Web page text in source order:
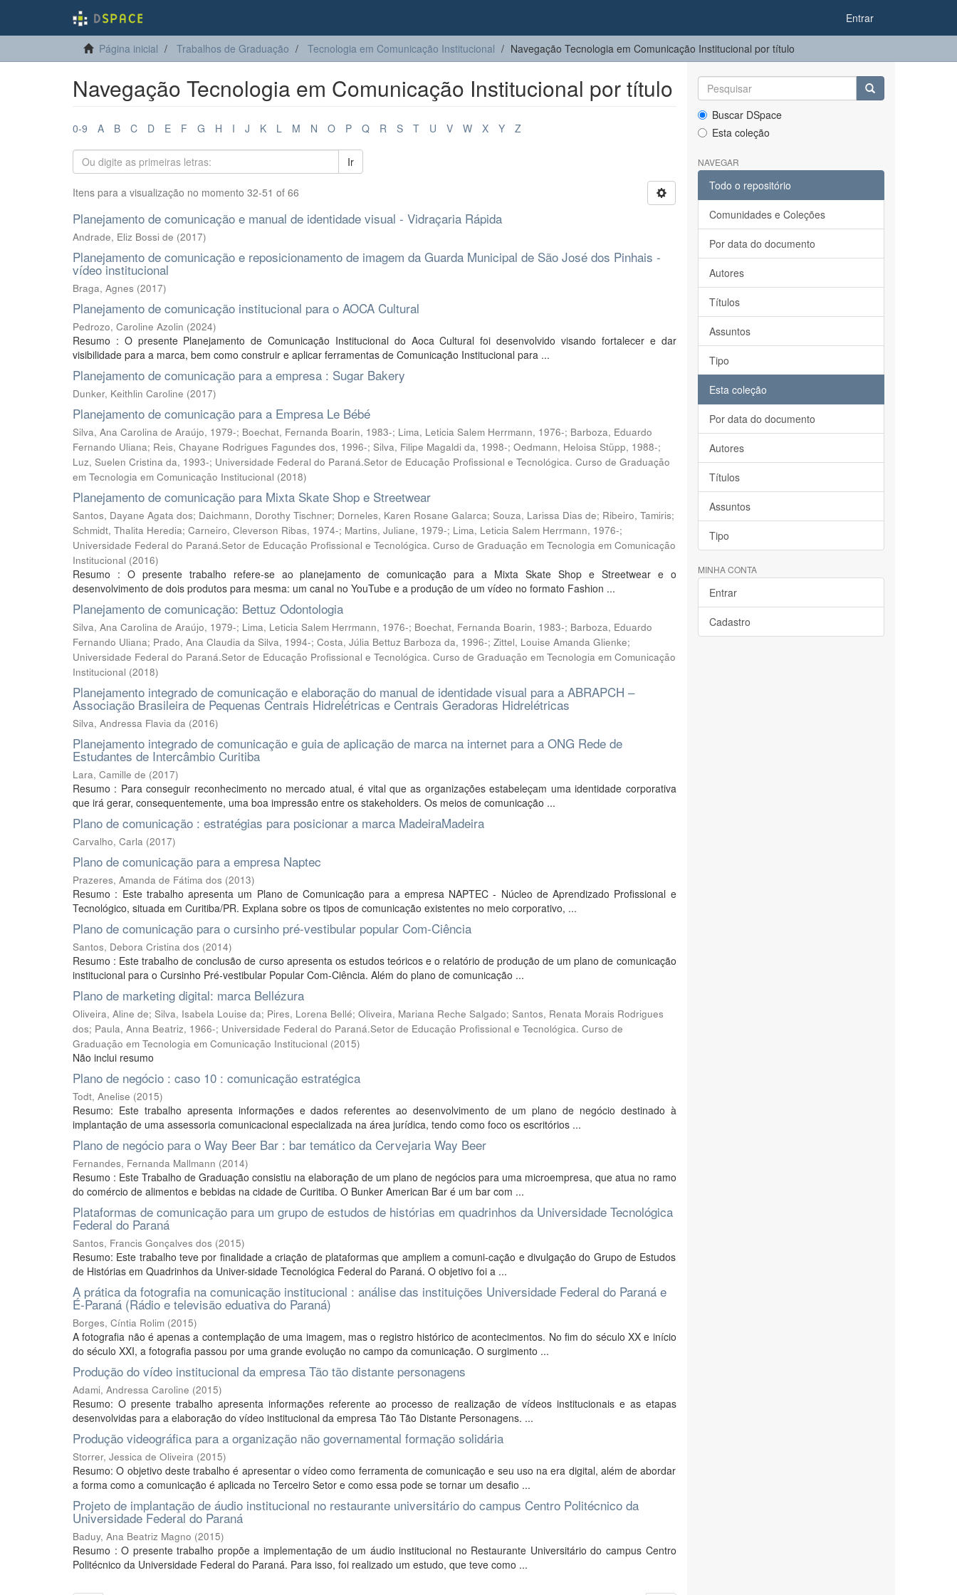
Entrar
Página inicial Trabalhos de Graduação Tecnologia em Comunicação Institucional Navegação Tecnologia em Comunicação Institucional por título
Navegação Tecnologia em Comunicação Institucional por título
0-9 A B C D E F G H I J K L M N O P Q R S T U V W X Y Z
Ir
Itens para a visualização no momento 32-51 of 66
Planejamento de comunicação e manual de identidade visual - Vidraçaria Rápida
Andrade, Eliz Bossi de (2017)
Planejamento de comunicação e reposicionamento de imagem da Guarda Municipal de São José dos Pinhais -
vídeo institucional
Braga, Agnes (2017)
Planejamento de comunicação institucional para o AOCA Cultural
Pedrozo, Caroline Azolin (2024)
Resumo : O presente Planejamento de Comunicação Institucional do Aoca Cultural foi desenvolvido visando fortalecer e dar
visibilidade para a marca, bem como construir e aplicar ferramentas de Comunicação Institucional para ...
Planejamento de comunicação para a empresa : Sugar Bakery
Dunker, Keithlin Caroline (2017)
Planejamento de comunicação para a Empresa Le Bébé
Silva, Ana Carolina de Araújo, 1979-; Boechat, Fernanda Boarin, 1983-; Lima, Leticia Salem Herrmann, 1976-; Barboza, Eduardo
Fernando Uliana; Reis, Chayane Rodrigues Fagundes dos, 1996-; Silva, Filipe Magaldi da, 1998-; Oedmann, Heloisa Stüpp, 1988-;
Luz, Suelen Cristina da, 1993-; Universidade Federal do Paraná.Setor de Educação Profissional e Tecnológica. Curso de Graduação
em Tecnologia em Comunicação Institucional (2018)
Planejamento de comunicação para Mixta Skate Shop e Streetwear
Santos, Dayane Agata dos; Daichmann, Dorothy Tischner; Dorneles, Karen Rosane Galarca; Souza, Larissa Dias de; Ribeiro, Tamiris;
Schmidt, Thalita Heredia; Carneiro, Cleverson Ribas, 1974-; Martins, Juliane, 1979-; Lima, Leticia Salem Herrmann, 1976-;
Universidade Federal do Paraná.Setor de Educação Profissional e Tecnológica. Curso de Graduação em Tecnologia em Comunicação
Institucional (2016)
Resumo : O presente trabalho refere-se ao planejamento de comunicação para a Mixta Skate Shop e Streetwear e o
desenvolvimento de dois produtos para mesma: um canal no YouTube e a produção de um vídeo no formato Fashion ...
Planejamento de comunicação: Bettuz Odontologia
Silva, Ana Carolina de Araújo, 1979-; Lima, Leticia Salem Herrmann, 1976-; Boechat, Fernanda Boarin, 1983-; Barboza, Eduardo
Fernando Uliana; Prado, Ana Claudia da Silva, 1994-; Costa, Júlia Bettuz Barboza da, 1996-; Zittel, Louise Amanda Glienke;
Universidade Federal do Paraná.Setor de Educação Profissional e Tecnológica. Curso de Graduação em Tecnologia em Comunicação
Institucional (2018)
Planejamento integrado de comunicação e elaboração do manual de identidade visual para a ABRAPCH –
Associação Brasileira de Pequenas Centrais Hidrelétricas e Centrais Geradoras Hidrelétricas
Silva, Andressa Flavia da (2016)
Planejamento integrado de comunicação e guia de aplicação de marca na internet para a ONG Rede de
Estudantes de Intercâmbio Curitiba
Lara, Camille de (2017)
Resumo : Para conseguir reconhecimento no mercado atual, é vital que as organizações estabeleçam uma identidade corporativa
que irá gerar, consequentemente, uma boa impressão entre os stakeholders. Os meios de comunicação ...
Plano de comunicação : estratégias para posicionar a marca MadeiraMadeira
Carvalho, Carla (2017)
Plano de comunicação para a empresa Naptec
Prazeres, Amanda de Fátima dos (2013)
Resumo : Este trabalho apresenta um Plano de Comunicação para a empresa NAPTEC - Núcleo de Aprendizado Profissional e
Tecnológico, situada em Curitiba/PR. Explana sobre os tipos de comunicação existentes no meio corporativo, ...
Plano de comunicação para o cursinho pré-vestibular popular Com-Ciência
Santos, Debora Cristina dos (2014)
Resumo : Este trabalho de conclusão de curso apresenta os estudos teóricos e o relatório de produção de um plano de comunicação
institucional para o Cursinho Pré-vestibular Popular Com-Ciência. Além do plano de comunicação ...
Plano de marketing digital: marca Bellézura
Oliveira, Aline de; Silva, Isabela Louise da; Pires, Lorena Bellé; Oliveira, Mariana Reche Salgado; Santos, Renata Morais Rodrigues
dos; Paula, Anna Beatriz, 1966-; Universidade Federal do Paraná.Setor de Educação Profissional e Tecnológica. Curso de
Graduação em Tecnologia em Comunicação Institucional (2015)
Não inclui resumo
Plano de negócio : caso 10 : comunicação estratégica
Todt, Anelise (2015)
Resumo: Este trabalho apresenta informações e dados referentes ao desenvolvimento de um plano de negócio destinado à
implantação de uma assessoria comunicacional especializada na área jurídica, tendo como foco os escritórios ...
Plano de negócio para o Way Beer Bar : bar temático da Cervejaria Way Beer
Fernandes, Fernanda Mallmann (2014)
Resumo : Este Trabalho de Graduação consistiu na elaboração de um plano de negócios para uma microempresa, que atua no ramo
do comércio de alimentos e bebidas na cidade de Curitiba. O Bunker American Bar é um bar com ...
Plataformas de comunicação para um grupo de estudos de histórias em quadrinhos da Universidade Tecnológica
Federal do Paraná
Santos, Francis Gonçalves dos (2015)
Resumo: Este trabalho teve por finalidade a criação de plataformas que ampliem a comuni-cação e divulgação do Grupo de Estudos
de Histórias em Quadrinhos da Univer-sidade Tecnológica Federal do Paraná. O objetivo foi a ...
A prática da fotografia na comunicação institucional : análise das instituições Universidade Federal do Paraná e
É-Paraná (Rádio e televisão eduativa do Paraná)
Borges, Cíntia Rolim (2015)
A fotografia não é apenas a contemplação de uma imagem, mas o registro histórico de acontecimentos. No fim do século XX e início
do século XXI, a fotografia passou por uma grande evolução no campo da comunicação. O surgimento ...
Produção do vídeo institucional da empresa Tão tão distante personagens
Adami, Andressa Caroline (2015)
Resumo: O presente trabalho apresenta informações referente ao processo de realização de vídeos institucionais e as etapas
desenvolvidas para a elaboração do vídeo institucional da empresa Tão Tão Distante Personagens. ...
Produção videográfica para a organização não governamental formação solidária
Storrer, Jessica de Oliveira (2015)
Resumo: O objetivo deste trabalho é apresentar o vídeo como ferramenta de comunicação e seu uso na era digital, além de abordar
a forma como a comunicação é aplicada no Terceiro Setor e como essa pode se tornar um desafio ...
Projeto de implantação de áudio institucional no restaurante universitário do campus Centro Politécnico da
Universidade Federal do Paraná
Baduy, Ana Beatriz Magno (2015)
Resumo : O presente trabalho propõe a implementação de um áudio institucional no Restaurante Universitário do campus Centro
Politécnico da Universidade Federal do Paraná. Para isso, foi realizado um estudo, que teve como ...
Buscar DSpace
Esta coleção
NAVEGAR
Todo o repositório
Comunidades e Coleções
Por data do documento
Autores
Títulos
Assuntos
Tipo
Esta coleção
Por data do documento
Autores
Títulos
Assuntos
Tipo
MINHA CONTA
Entrar
Cadastro